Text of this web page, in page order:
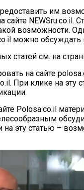
им
NEWSru.co.il.
возможности.
можно обсуждать
статей см. на
на сайте
При клике на эту
Polosa.co.il
на эту статью –